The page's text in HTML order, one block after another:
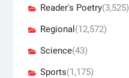
Reader's Poetry(3,525)
Regional (12,572)
Science(43)
Sports(1,175)